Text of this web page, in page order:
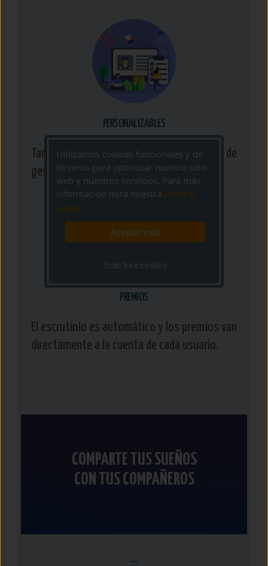
PERSONALIZABLES
Tanto a nivel de imagen como en la forma de
gestionar las ventas de Lotería.
PREMIOS
El escrutinio es automático y los premios van
directamente a la cuenta de cada usuario.
COMPARTE TUS SUEÑOS
CON TUS COMPAÑEROS
Utilizamos cookies funcionales y de
terceros para optimizar nuestro sitio
web y nuestros servicios. Para más
información mira nuestra politica de
cookies
Aceptar todo
Solo funcionales